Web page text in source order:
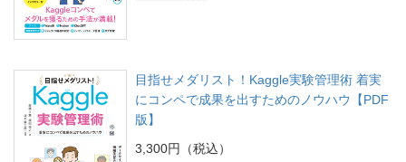
目指せメダリスト！Kaggle実験管理術 着実
にコンペで成果を出すためのノウハウ【PDF
版】
3,300円（税込）